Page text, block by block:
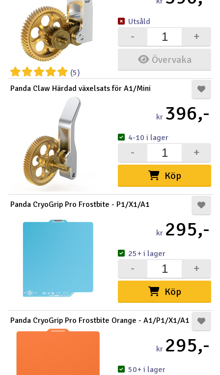
(5)
Övervaka
+
-
Utsåld
Panda Claw Härdad växelsats för A1/Mini
kr 396,-
Köp
+
-
4-10 i lager
Panda CryoGrip Pro Frostbite - P1/X1/A1
kr 295,-
Köp
+
-
25+ i lager
Panda CryoGrip Pro Frostbite Orange - A1/P1/X1/A1
kr 295,-
50+ i lager